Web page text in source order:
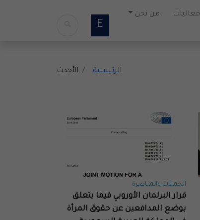
فعاليات من نحن
E
الرئيسية الأحدث
الحملات والمناصرة
قرار البرلمان الأوروبي فيما يتعلق
بوضع المدافعين عن حقوق المرأة